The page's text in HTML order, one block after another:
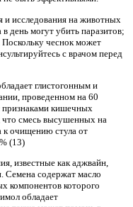
и исследования на животных
день могут убить паразитов;
Поскольку чеснок может
с врачом перед
глистогонным и
проведенном на 60
признаками кишечных
что смесь высушенных на
к очищению стула от
(13)
известные как аджвайн,
Семена содержат масло
компонентов которого
обладает